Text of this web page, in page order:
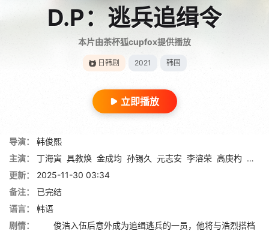
D.P：逃兵追缉令
本片由茶杯狐cupfox提供播放
日韩剧 2021 韩国
立即播放
导演：
韩俊熙
主演：
丁海寅 具教焕 金成均 孙锡久 元志安 李濬荣 高庚杓 朴柾
更新：
2025-11-30 03:34
备注：
已完结
语言：
韩语
剧情：
俊浩入伍后意外成为追缉逃兵的一员，他将与浩烈搭档